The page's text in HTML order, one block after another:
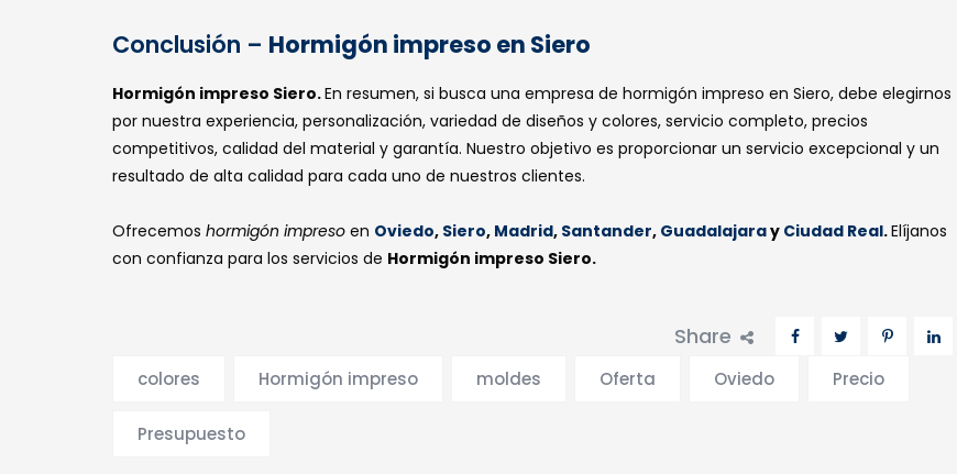
Conclusión – Hormigón impreso en Siero
Hormigón impreso Siero.En resumen, si busca una empresa de hormigón impreso en Siero, debe elegirnos
por nuestra experiencia, personalización, variedad de diseños y colores, servicio completo, precios
competitivos, calidad del material y garantía. Nuestro objetivo es proporcionar un servicio excepcional y un
resultado de alta calidad para cada uno de nuestros clientes.
Ofrecemos hormigón impreso en Oviedo, Siero, Madrid, Santander, Guadalajaray Ciudad Real.Elíjanos
con confianza para los servicios de Hormigón impreso Siero.
Share
colores Hormigón impreso moldes Oferta Oviedo Precio
Presupuesto
Contactos
Oviedo, Leon, Madrid,
Ciudad Real
Nuestros servicios
Hormigón impreso
Hormigón desactivado
Ciudades
Guadalajara
Ciudad Real